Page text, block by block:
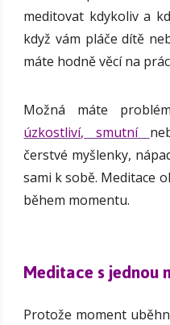
meditovat kdykoliv a
když vám pláče dítě
máte hodně věcí na
Možná máte
úzkostliví, smutní
čerstvé myšlenky,
sami k sobě. Meditace
během momentu.
Meditace s jednou
Protože moment